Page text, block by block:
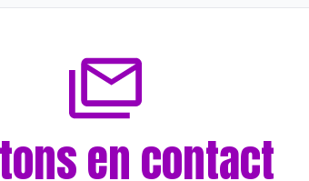
en contact